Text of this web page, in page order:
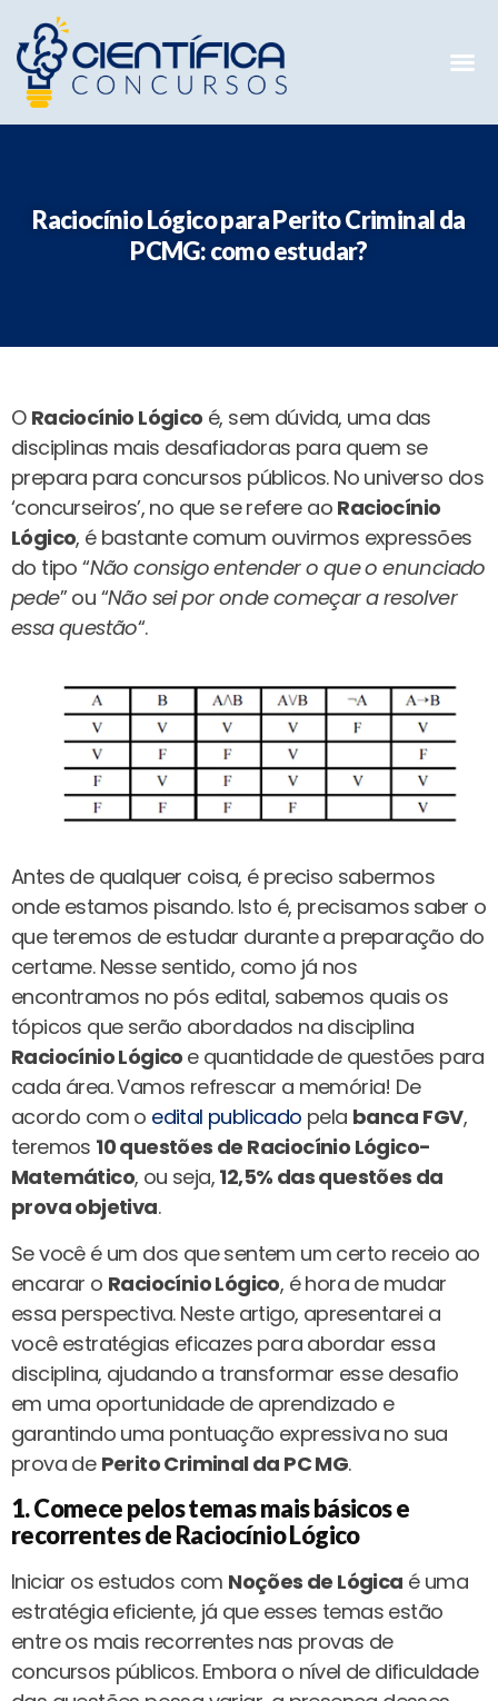
Raciocínio Lógico para Perito Criminal da
PCMG: como estudar?
O Raciocínio Lógico é, sem dúvida, uma das
disciplinas mais desafiadoras para quem se
prepara para concursos públicos. No universo dos
‘concurseiros’, no que se refere ao Raciocínio
Lógico, é bastante comum ouvirmos expressões
do tipo “Não consigo entender o que o enunciado
pede” ou “Não sei por onde começar a resolver
essa questão“.
Antes de qualquer coisa, é preciso sabermos
onde estamos pisando. Isto é, precisamos saber o
que teremos de estudar durante a preparação do
certame. Nesse sentido, como já nos
encontramos no pós edital, sabemos quais os
tópicos que serão abordados na disciplina
Raciocínio Lógico e quantidade de questões para
cada área. Vamos refrescar a memória! De
acordo com o edital publicado pela banca FGV,
teremos 10 questões de Raciocínio Lógico-
Matemático, ou seja, 12,5% das questões da
prova objetiva.
Se você é um dos que sentem um certo receio ao
encarar o Raciocínio Lógico, é hora de mudar
essa perspectiva. Neste artigo, apresentarei a
você estratégias eficazes para abordar essa
disciplina, ajudando a transformar esse desafio
em uma oportunidade de aprendizado e
garantindo uma pontuação expressiva no sua
prova de Perito Criminal da PC MG.
1. Comece pelos temas mais básicos e
recorrentes de Raciocínio Lógico
Iniciar os estudos com Noções de Lógica é uma
estratégia eficiente, já que esses temas estão
entre os mais recorrentes nas provas de
concursos públicos. Embora o nível de dificuldade